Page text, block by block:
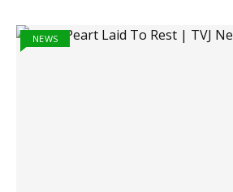
NEWS